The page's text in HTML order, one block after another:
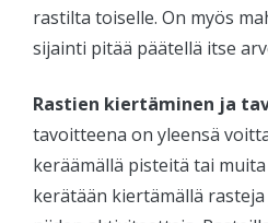
rastilta toiselle. On myös
sijainti pitää päätellä itse
Rastien kiertäminen ja
tavoitteena on yleensä
keräämällä pisteitä tai
kerätään kiertämällä